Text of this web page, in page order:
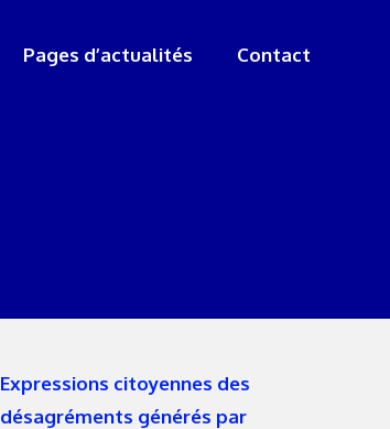
Pages d’actualités Contact
Expressions citoyennes des
désagréments générés par